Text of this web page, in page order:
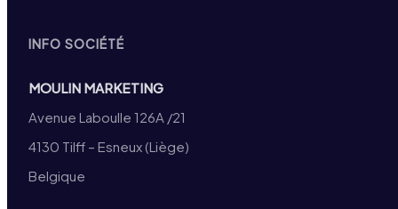
INFO SOCIÉTÉ
MOULIN MARKETING
Avenue Laboulle 126A /21
4130 Tilff – Esneux (Liège)
Belgique